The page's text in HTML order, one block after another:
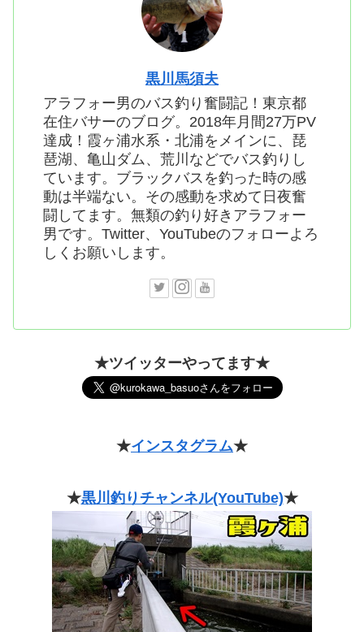
黒川馬須夫
アラフォー男のバス釣り奮闘記！東京都
在住バサーのブログ。2018年月間27万PV
達成！霞ヶ浦水系・北浦をメインに、琵
琶湖、亀山ダム、荒川などでバス釣りし
ています。ブラックバスを釣った時の感
動は半端ない。その感動を求めて日夜奮
闘してます。無類の釣り好きアラフォー
男です。Twitter、YouTubeのフォローよろ
しくお願いします。
★ツイッターやってます★
★インスタグラム★
★黒川釣りチャンネル(YouTube)★